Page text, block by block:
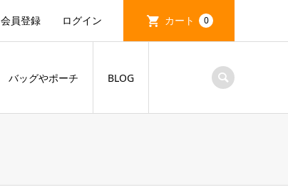
会員登録 ログイン カート 0
バッグやポーチ BLOG